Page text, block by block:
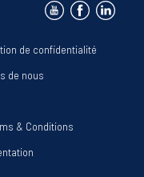
de confidentialité
de nous
& Conditions